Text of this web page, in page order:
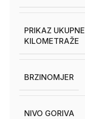
PRIKAZ UKUPNE
KILOMETRAŽE
BRZINOMJER
NIVO GORIVA